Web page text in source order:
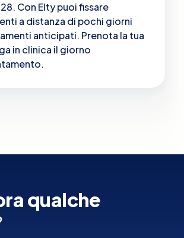
Con Elty puoi fissare
a distanza di pochi giorni
anticipati. Prenota la tua
in clinica il giorno
qualche